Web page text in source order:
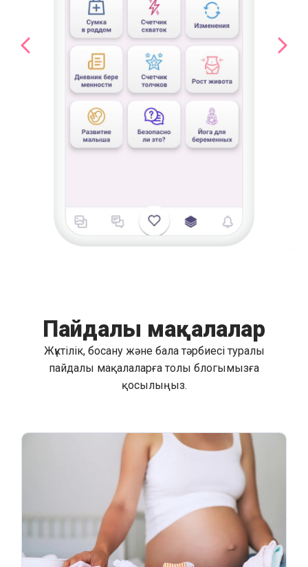
Пайдалы мақалалар
Жүктілік, босану және бала тәрбиесі туралы
пайдалы мақалаларға толы блогымызға
қосылыңыз.